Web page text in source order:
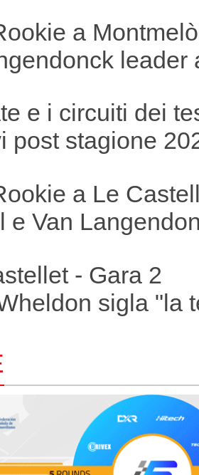
a Montmelò
leader
e i circuiti dei
post stagione
a Le
e Van
- Gara 2
sigla "la